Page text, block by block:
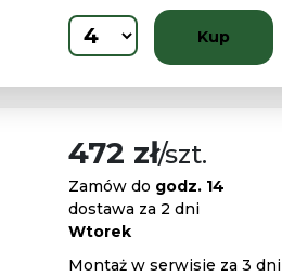
Kup
472 zł/szt.
Zamów do godz. 14
dostawa za 2 dni
Wtorek
Montaż w serwisie za 3 dni